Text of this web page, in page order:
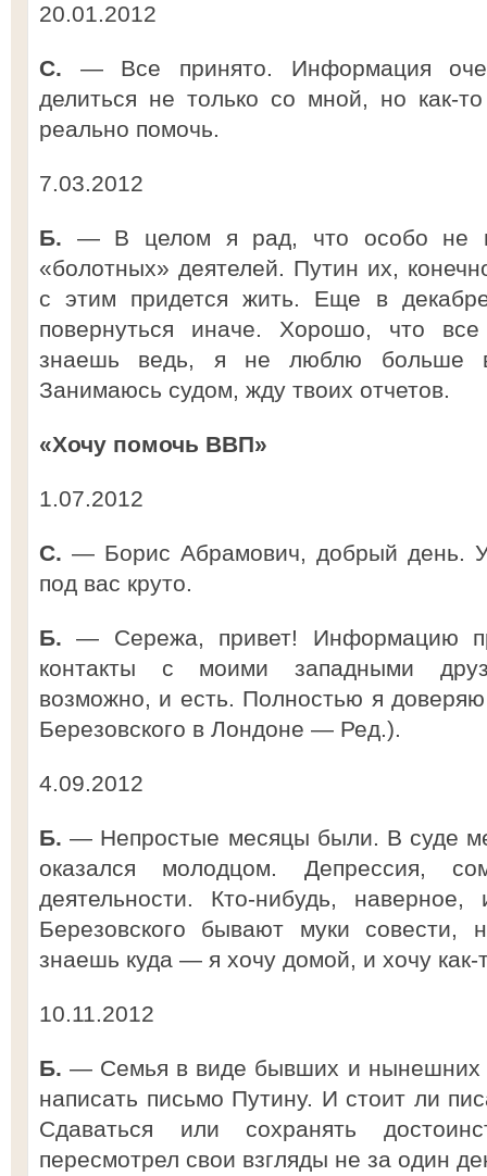
20.01.2012
С. — Все принято. Информация
делиться не только со мной, но
реально помочь.
7.03.2012
Б. — В целом я рад, что особо не
«болотных» деятелей. Путин их,
с этим придется жить. Еще в
повернуться иначе. Хорошо, что
знаешь ведь, я не люблю больше
Занимаюсь судом, жду твоих отчетов.
«Хочу помочь ВВП»
1.07.2012
С. — Борис Абрамович, добрый день. У
под вас круто.
Б. — Сережа, привет! Информацию
контакты с моими западными
возможно, и есть. Полностью я
Березовского в Лондоне — Ред.).
4.09.2012
Б. — Непростые месяцы были. В суде
оказался молодцом. Депрессия,
деятельности. Кто-нибудь,
Березовского бывают муки
знаешь куда — я хочу домой, и хочу как-
10.11.2012
Б. — Семья в виде бывших и нынешних
написать письмо Путину. И стоит ли
Сдаваться или сохранять
пересмотрел свои взгляды не за один